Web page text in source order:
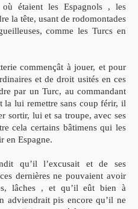
étaient les Espagnols , les
la tête, usant de rodomontades
comme les Turcs en
commençât à jouer, et pour
et de droit usités en ces
par un Turc, au commandant
la lui remettre sans coup férir, il
sortir, lui et sa troupe, avec ses
cela certains bâtimens qui les
en Espagne.
qu’il l’excusait et de ses
dernières ne pouvaient avoir
lâches , et qu’il eût bien à
adviendrait pis encore qu’il ne